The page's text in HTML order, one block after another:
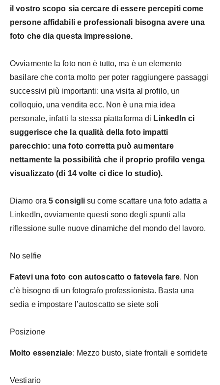
il vostro scopo sia cercare di essere percepiti come
persone affidabili e professionali bisogna avere una
foto che dia questa impressione.
Ovviamente la foto non è tutto, ma è un elemento
basilare che conta molto per poter raggiungere passaggi
successivi più importanti: una visita al profilo, un
colloquio, una vendita ecc. Non è una mia idea
personale, infatti la stessa piattaforma di LinkedIn ci
suggerisce che la qualità della foto impatti
parecchio: una foto corretta può aumentare
nettamente la possibilità che il proprio profilo venga
visualizzato (di 14 volte ci dice lo studio).
Diamo ora 5 consigli su come scattare una foto adatta a
LinkedIn, ovviamente questi sono degli spunti alla
riflessione sulle nuove dinamiche del mondo del lavoro.
No selfie
Fatevi una foto con autoscatto o fatevela fare. Non
c’è bisogno di un fotografo professionista. Basta una
sedia e impostare l’autoscatto se siete soli
Posizione
Molto essenziale: Mezzo busto, siate frontali e sorridete
Vestiario